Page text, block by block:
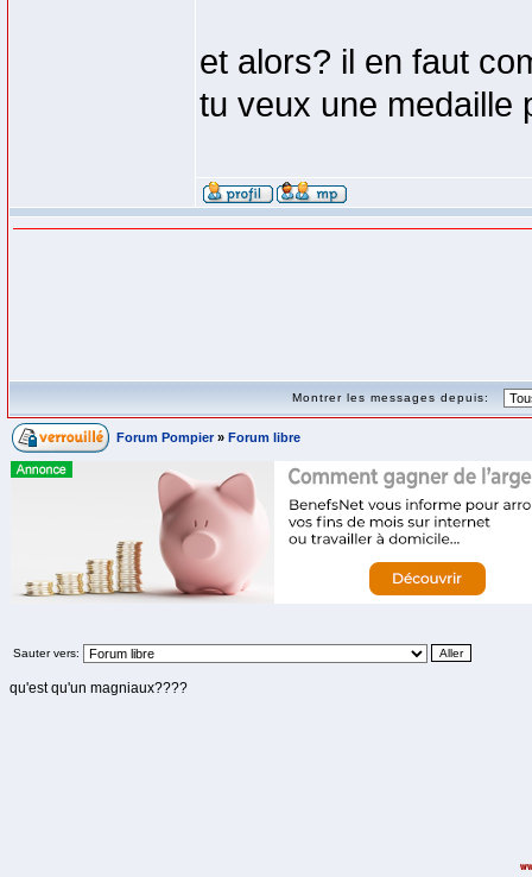
et alors? il en faut
tu veux une medaille
Montrer les messages depuis:
Forum Pompier » Forum libre
Sauter vers:
qu'est qu'un magniaux????